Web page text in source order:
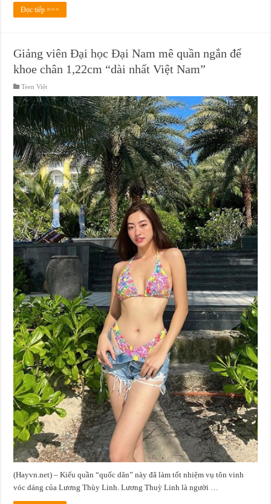
Đọc tiếp =>>
Giảng viên Đại học Đại Nam mê quần ngắn để
khoe chân 1,22cm “dài nhất Việt Nam”
Teen Việt
(Hayvn.net) – Kiểu quần “quốc dân” này đã làm tốt nhiệm vụ tôn vinh
vóc dáng của Lương Thùy Linh. Lương Thuỳ Linh là người …